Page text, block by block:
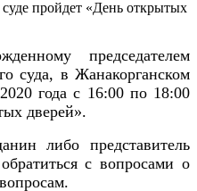
председателем
суда, в Жанакорганском
года с 16:00 по 18:00
дверей».
либо представитель
с вопросами о